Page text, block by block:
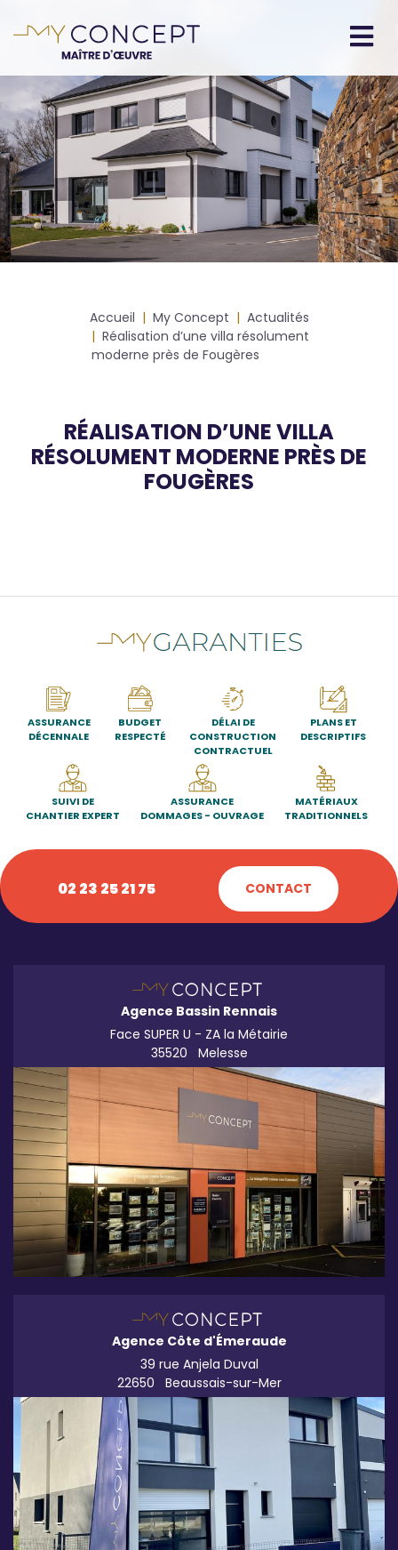
au
principal
principale
Fil
d'Ariane
Accueil My Concept
Actualités
Réalisation d’une villa résolument
moderne près de Fougères
RÉALISATION D’UNE VILLA
RÉSOLUMENT MODERNE PRÈS DE
FOUGÈRES
ASSURANCE
DÉCENNALE
BUDGET
RESPECTÉ
DÉLAI DE
CONSTRUCTION
CONTRACTUEL
PLANS ET
DESCRIPTIFS
SUIVI DE
CHANTIER EXPERT
ASSURANCE
DOMMAGES - OUVRAGE
MATÉRIAUX
TRADITIONNELS
02 23 25 21 75 CONTACT
Agence Bassin Rennais
Face SUPER U - ZA la Métairie
35520
Melesse
Agence Côte d'Émeraude
39 rue Anjela Duval
22650
Beaussais-sur-Mer